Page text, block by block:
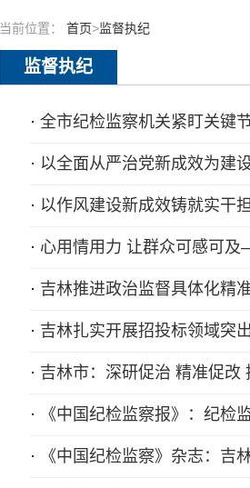
当前位置： 首页>监督执纪
监督执纪
· 全市纪检监察机关紧盯关键
· 以全面从严治党新成效为建
· 以作风建设新成效铸就实干
· 心用情用力 让群众可感可
· 吉林推进政治监督具体化精
· 吉林扎实开展招投标领域突
· 吉林市：深研促治 精准促改
· 《中国纪检监察报》：纪
· 《中国纪检监察》杂志：吉